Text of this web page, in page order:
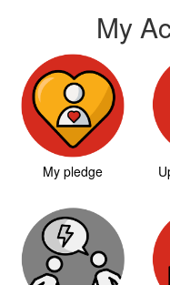
My
My pledge